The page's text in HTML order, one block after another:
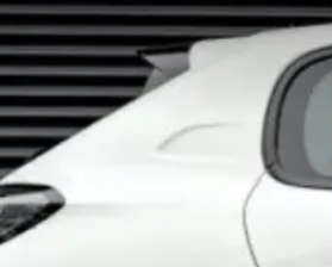
v.a. € 328/mnd
Scherp geprijsd
2021 · 48.947 km · Benzine ·
Handgeschakeld
AutoVermeulen Goes
Bekijk aanbieding →